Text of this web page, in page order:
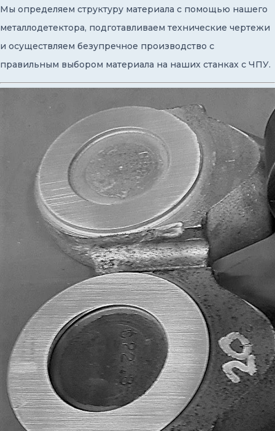
Мы определяем структуру материала с помощью нашего
металлодетектора, подготавливаем технические чертежи
и осуществляем безупречное производство с
правильным выбором материала на наших станках с ЧПУ.